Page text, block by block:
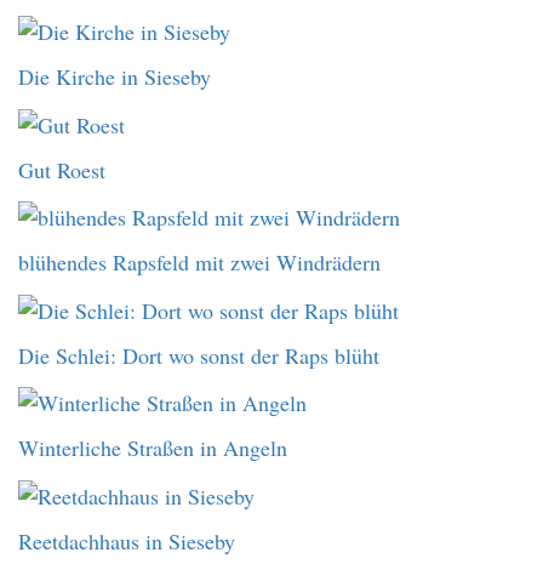
Die Kirche in Sieseby
Gut Roest
blühendes Rapsfeld mit zwei Windrädern
Die Schlei: Dort wo sonst der Raps blüht
Winterliche Straßen in Angeln
Reetdachhaus in Sieseby